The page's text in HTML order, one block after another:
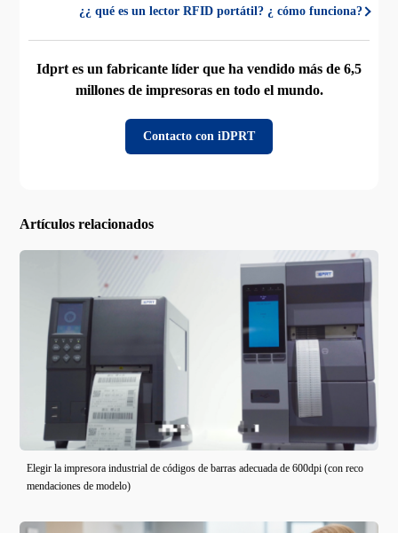
¿¿ qué es un lector RFID portátil? ¿ cómo funciona?
Idprt es un fabricante líder que ha vendido más de 6,5
millones de impresoras en todo el mundo.
Contacto con iDPRT
Artículos relacionados
Elegir la impresora industrial de códigos de barras adecuada de 600dpi (con reco
mendaciones de modelo)